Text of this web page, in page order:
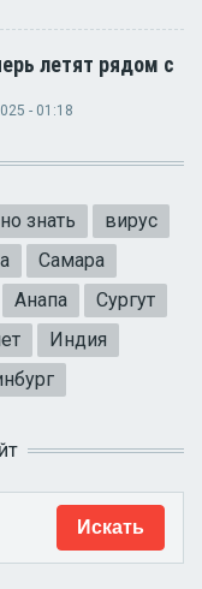
летят рядом с
- 01:18
знать
вирус
Самара
Анапа
Сургут
Индия